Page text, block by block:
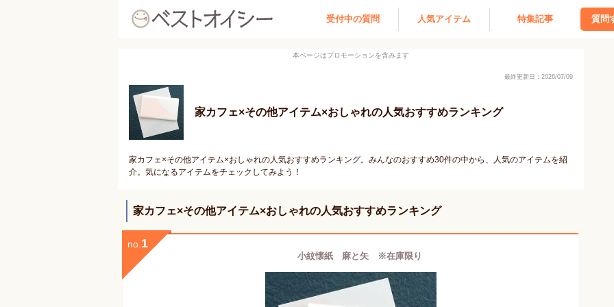
受付中の質問 人気アイテム 特集記事 質問
本ページはプロモーションを含みます
最終更新日：2026/07/09
家カフェ×その他アイテム×おしゃれの人気おすすめランキング
家カフェ×その他アイテム×おしゃれの人気おすすめランキング。みんなのおすすめ30件の中から、人気のアイテムを紹
介。気になるアイテムをチェックしてみよう！
家カフェ×その他アイテム×おしゃれの人気おすすめランキング
no. 1
小紋懐紙 麻と矢 ※在庫限り